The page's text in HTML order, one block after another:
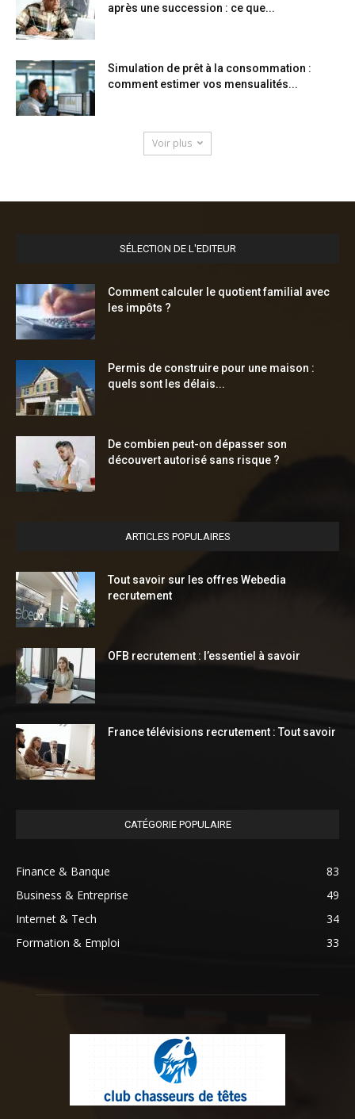
après une succession : ce que...
Simulation de prêt à la consommation :
comment estimer vos mensualités...
Voir plus
SÉLECTION DE L'EDITEUR
Comment calculer le quotient familial avec
les impôts ?
Permis de construire pour une maison :
quels sont les délais...
De combien peut-on dépasser son
découvert autorisé sans risque ?
ARTICLES POPULAIRES
Tout savoir sur les offres Webedia
recrutement
OFB recrutement : l’essentiel à savoir
France télévisions recrutement : Tout savoir
CATÉGORIE POPULAIRE
Finance & Banque
83
Business & Entreprise
49
Internet & Tech
34
Formation & Emploi
33